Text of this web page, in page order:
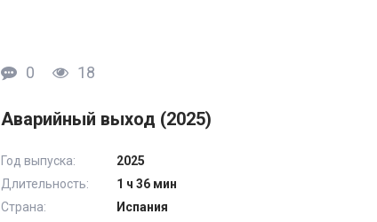
0 18
Аварийный выход (2025)
Год выпуска:
2025
Длительность:
1 ч 36 мин
Страна:
Испания